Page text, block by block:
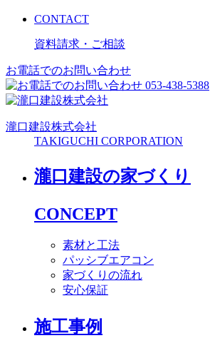
CONTACT
資料請求・ご相談
お電話でのお問い合わせ
053-438-5388
瀧口建設株式会社
TAKIGUCHI CORPORATION
瀧口建設の家づくり
CONCEPT
素材と工法
パッシブエアコン
家づくりの流れ
安心保証
施工事例